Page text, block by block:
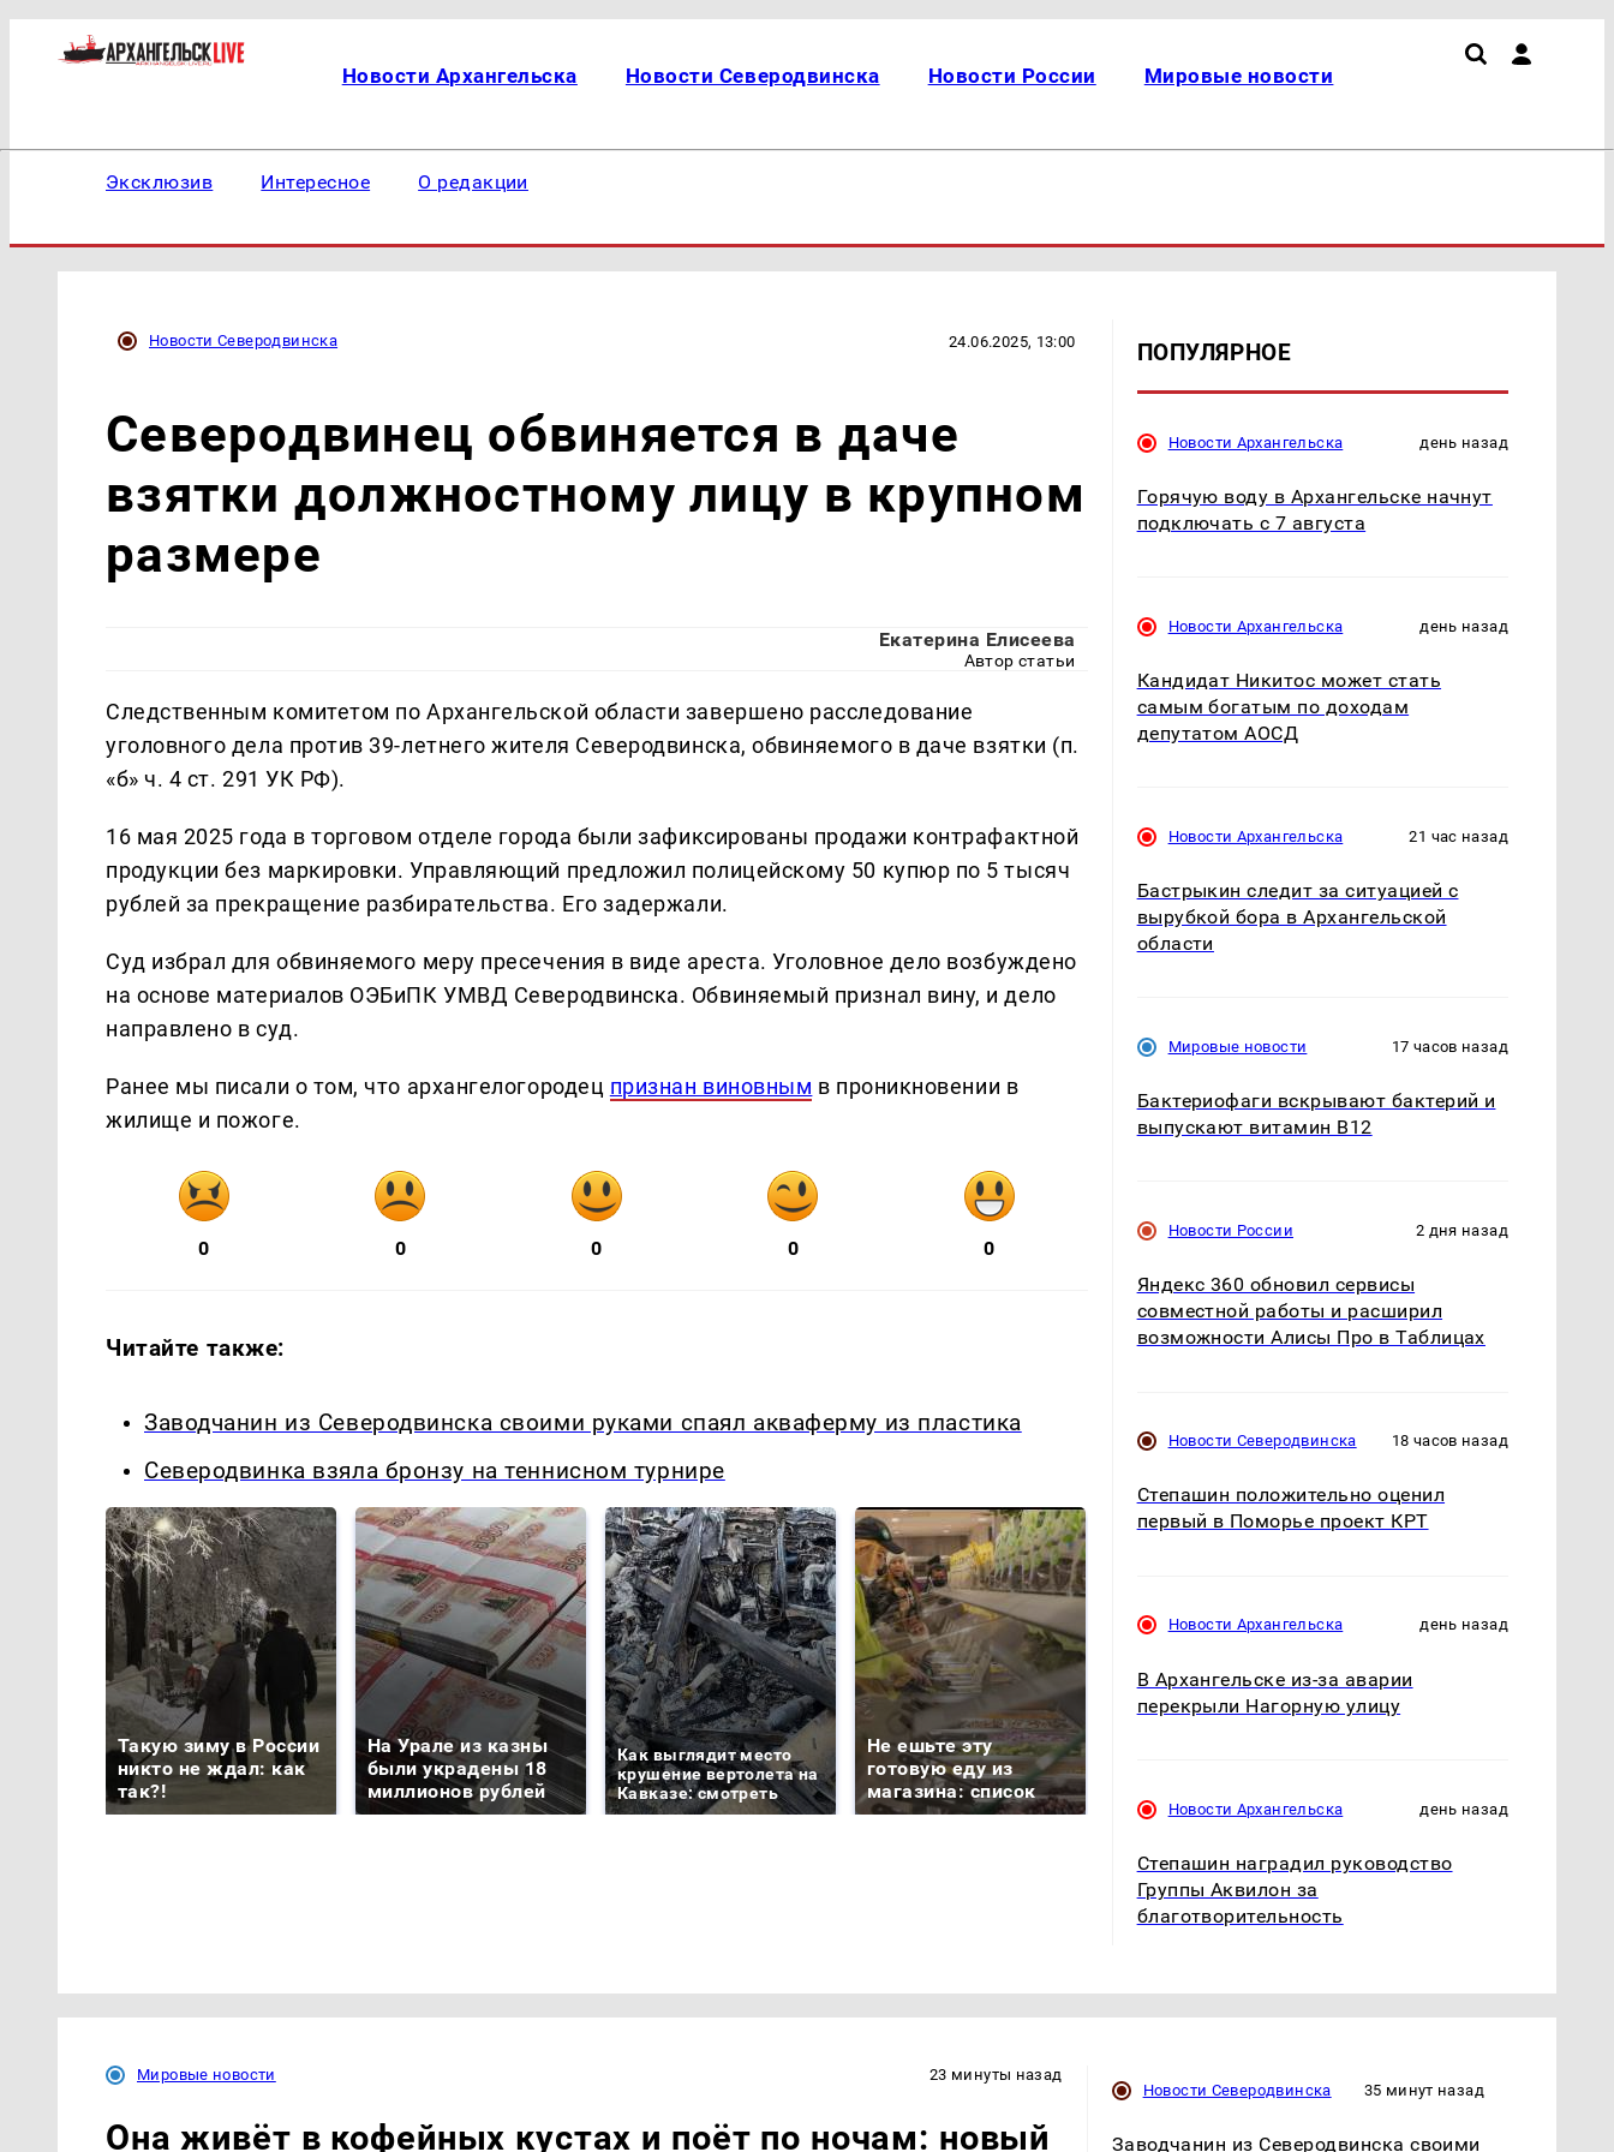
Новости Архангельска Новости Северодвинска Новости России Мировые новости
Эксклюзив Интересное О редакции
Новости Северодвинска 24.06.2025, 13:00
Северодвинец обвиняется в даче
взятки должностному лицу в крупном
размере
Екатерина Елисеева
Автор статьи
Следственным комитетом по Архангельской области завершено расследование
уголовного дела против 39-летнего жителя Северодвинска, обвиняемого в даче взятки (п.
«б» ч. 4 ст. 291 УК РФ).
16 мая 2025 года в торговом отделе города были зафиксированы продажи контрафактной
продукции без маркировки. Управляющий предложил полицейскому 50 купюр по 5 тысяч
рублей за прекращение разбирательства. Его задержали.
Суд избрал для обвиняемого меру пресечения в виде ареста. Уголовное дело возбуждено
на основе материалов ОЭБиПК УМВД Северодвинска. Обвиняемый признал вину, и дело
направлено в суд.
Ранее мы писали о том, что архангелогородец признан виновным в проникновении в
жилище и пожоге.
0 0 0 0 0
Читайте также:
Заводчанин из Северодвинска своими руками спаял акваферму из пластика
Северодвинка взяла бронзу на теннисном турнире
Такую зиму в России
никто не ждал: как
так?!
На Урале из казны
были украдены 18
миллионов рублей
Как выглядит место
крушение вертолета на
Кавказе: смотреть
Не ешьте эту
готовую еду из
магазина: список
ПОПУЛЯРНОЕ
Новости Архангельска день назад
Горячую воду в Архангельске начнут
подключать с 7 августа
Новости Архангельска день назад
Кандидат Никитос может стать
самым богатым по доходам
депутатом АОСД
Новости Архангельска 21 час назад
Бастрыкин следит за ситуацией с
вырубкой бора в Архангельской
области
Мировые новости 17 часов назад
Бактериофаги вскрывают бактерий и
выпускают витамин B12
Новости России 2 дня назад
Яндекс 360 обновил сервисы
совместной работы и расширил
возможности Алисы Про в Таблицах
Новости Северодвинска 18 часов назад
Степашин положительно оценил
первый в Поморье проект КРТ
Новости Архангельска день назад
В Архангельске из-за аварии
перекрыли Нагорную улицу
Новости Архангельска день назад
Степашин наградил руководство
Группы Аквилон за
благотворительность
Мировые новости 23 минуты назад
Она живёт в кофейных кустах и поёт по ночам: новый
Новости Северодвинска 35 минут назад
Заводчанин из Северодвинска своими